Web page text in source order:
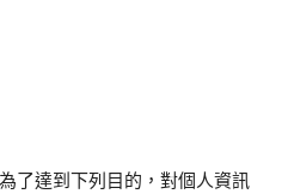
了達到下列目的，對個人資訊